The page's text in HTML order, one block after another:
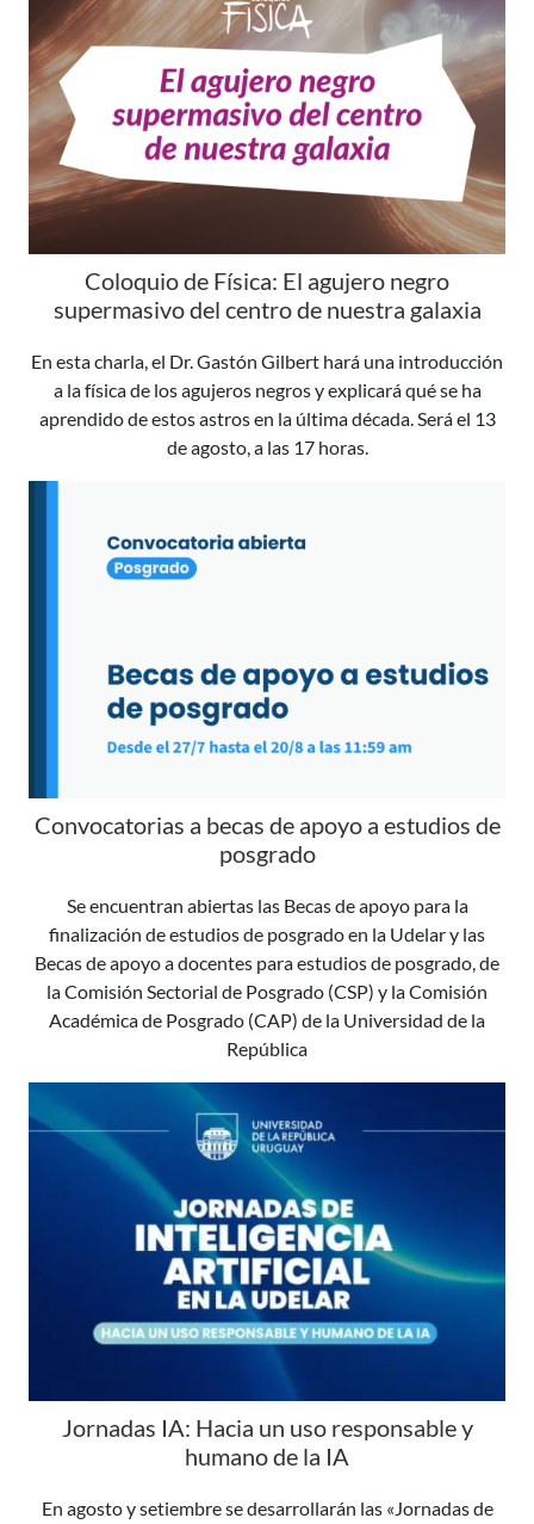
Coloquio de Física: El agujero negro
supermasivo del centro de nuestra galaxia
En esta charla, el Dr. Gastón Gilbert hará una introducción
a la física de los agujeros negros y explicará qué se ha
aprendido de estos astros en la última década. Será el 13
de agosto, a las 17 horas.
Convocatorias a becas de apoyo a estudios de
posgrado
Se encuentran abiertas las Becas de apoyo para la
finalización de estudios de posgrado en la Udelar y las
Becas de apoyo a docentes para estudios de posgrado, de
la Comisión Sectorial de Posgrado (CSP) y la Comisión
Académica de Posgrado (CAP) de la Universidad de la
República
Jornadas IA: Hacia un uso responsable y
humano de la IA
En agosto y setiembre se desarrollarán las «Jornadas de